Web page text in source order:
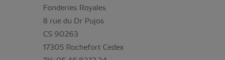
Fonderies Royales
8 rue du Dr Pujos
CS 90263
17305 Rochefort Cedex